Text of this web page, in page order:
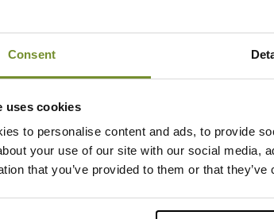
Consent
uses cookies
to personalise content and ads, to provide
your use of our site with our social media,
that you’ve provided to them or that
hautes sont chaudes et thermorélugantes.
au poste, ces chaussettes conserveront votre
uniques de la laine vierge de qualité.
excellent maintien au niveau du mollet. En